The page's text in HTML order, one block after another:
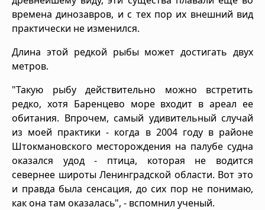
времена динозавров, и с тех пор их внешний вид
практически не изменился.
Длина этой редкой рыбы может достигать двух
метров.
"Такую рыбу действительно можно встретить
редко, хотя Баренцево море входит в ареал ее
обитания. Впрочем, самый удивительный случай
из моей практики - когда в 2004 году в районе
Штокмановского месторождения на палубе судна
оказался удод - птица, которая не водится
севернее широты Ленинградской области. Вот это
и правда была сенсация, до сих пор не понимаю,
как она там оказалась", - вспомнил ученый.